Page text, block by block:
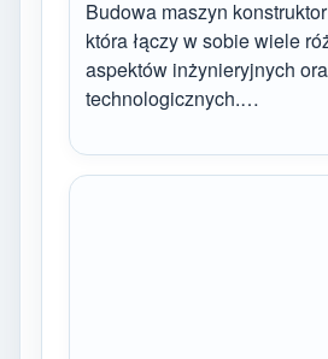
Budowa maszyn
która łączy w sobie wiele
aspektów inżynieryjnych
technologicznych.…